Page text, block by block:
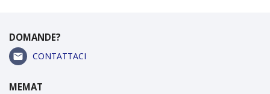
DOMANDE?
CONTATTACI
MEMAT